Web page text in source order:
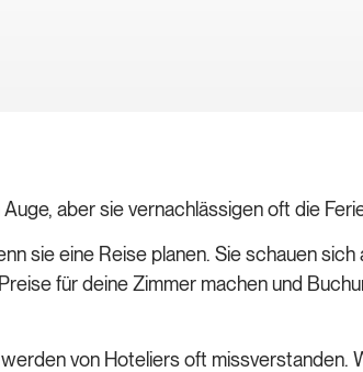
aber sie vernachlässigen oft die
sie eine Reise planen. Sie schauen sich
für deine Zimmer machen und
von Hoteliers oft missverstanden.